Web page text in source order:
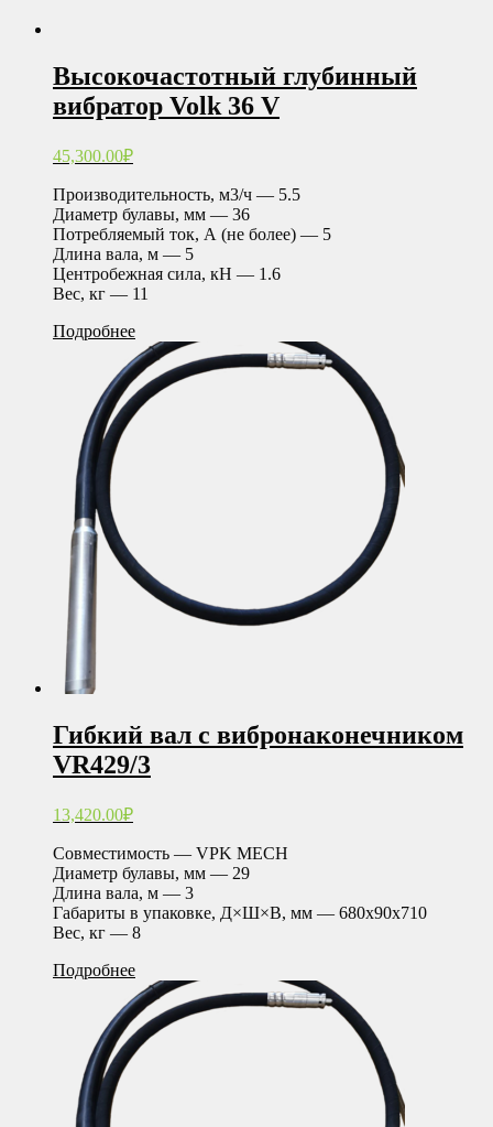
Высокочастотный глубинный
вибратор Volk 36 V
45,300.00₽
Производительность, м3/ч — 5.5
Диаметр булавы, мм — 36
Потребляемый ток, А (не более) — 5
Длина вала, м — 5
Центробежная сила, кН — 1.6
Вес, кг — 11
Подробнее
Гибкий вал с вибронаконечником
VR429/3
13,420.00₽
Совместимость — VPK MECH
Диаметр булавы, мм — 29
Длина вала, м — 3
Габариты в упаковке, Д×Ш×В, мм — 680х90х710
Вес, кг — 8
Подробнее